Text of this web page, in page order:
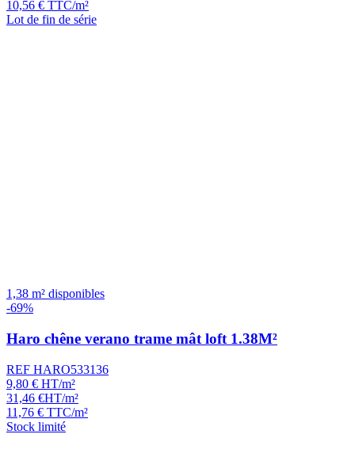
10,56 € TTC/m²
Lot de fin de série
1,38 m² disponibles
-69%
Haro chêne verano trame mât loft 1.38M²
REF HARO533136
9,80 € HT/m²
31,46 €HT/m²
11,76 € TTC/m²
Stock limité